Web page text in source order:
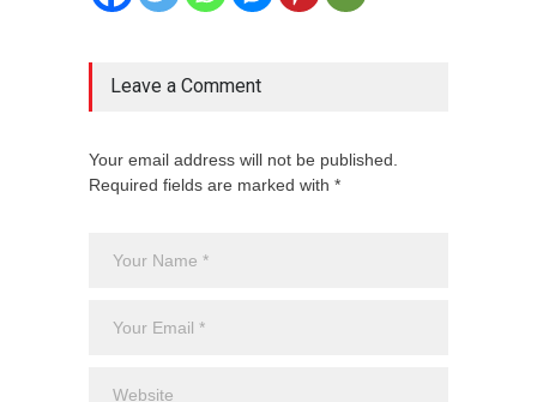
Leave a Comment
Your email address will not be published.
Required fields are marked with *